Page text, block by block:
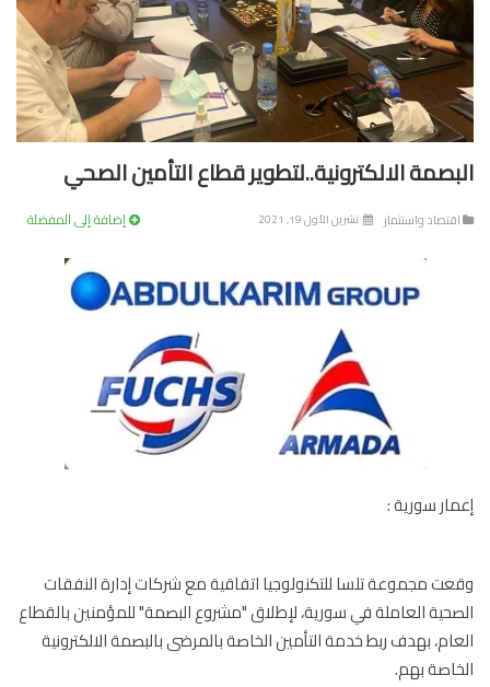
الالكترونية..لتطوير قطاع التأمين الصحي
واستثمار تشرين الأول 19, 2021 إضافة إلى المفضلة
سورية :
مجموعة تلسا للتكنولوجيا اتفاقية مع شركات إدارة النفقات
العاملة في سورية، لإطلاق "مشروع البصمة" للمؤمنين بالقطاع
بهدف ربط خدمة التأمين الخاصة بالمرضى بالبصمة الالكترونية
بهم.